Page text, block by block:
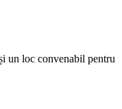
un loc convenabil pentru